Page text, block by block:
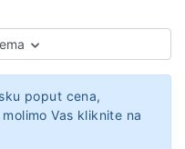
poput cena,
Vas kliknite na